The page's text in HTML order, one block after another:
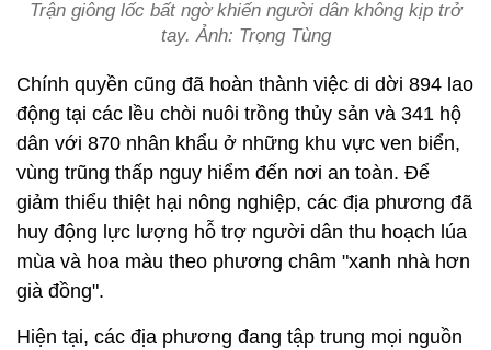
Trận giông lốc bất ngờ khiến người dân không kịp trở
tay. Ảnh: Trọng Tùng
Chính quyền cũng đã hoàn thành việc di dời 894 lao
động tại các lều chòi nuôi trồng thủy sản và 341 hộ
dân với 870 nhân khẩu ở những khu vực ven biển,
vùng trũng thấp nguy hiểm đến nơi an toàn. Để
giảm thiểu thiệt hại nông nghiệp, các địa phương đã
huy động lực lượng hỗ trợ người dân thu hoạch lúa
mùa và hoa màu theo phương châm "xanh nhà hơn
già đồng".
Hiện tại, các địa phương đang tập trung mọi nguồn